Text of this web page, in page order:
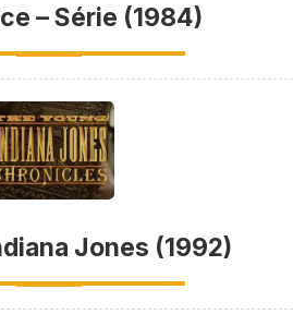
– Série (1984)
Jones (1992)